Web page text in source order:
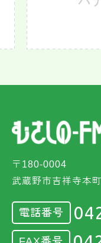
〒180-0004
武蔵野市吉祥寺本
電話番号